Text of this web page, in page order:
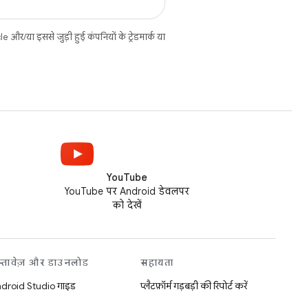
या इससे जुड़ी हुई कंपनियों के ट्रेडमार्क या
YouTube
YouTube पर Android डेवलपर
को देखें
और डाउनलोड
Studio गाइड
सहायता
प्लैटफ़ॉर्म गड़बड़ी की रिपोर्ट करें